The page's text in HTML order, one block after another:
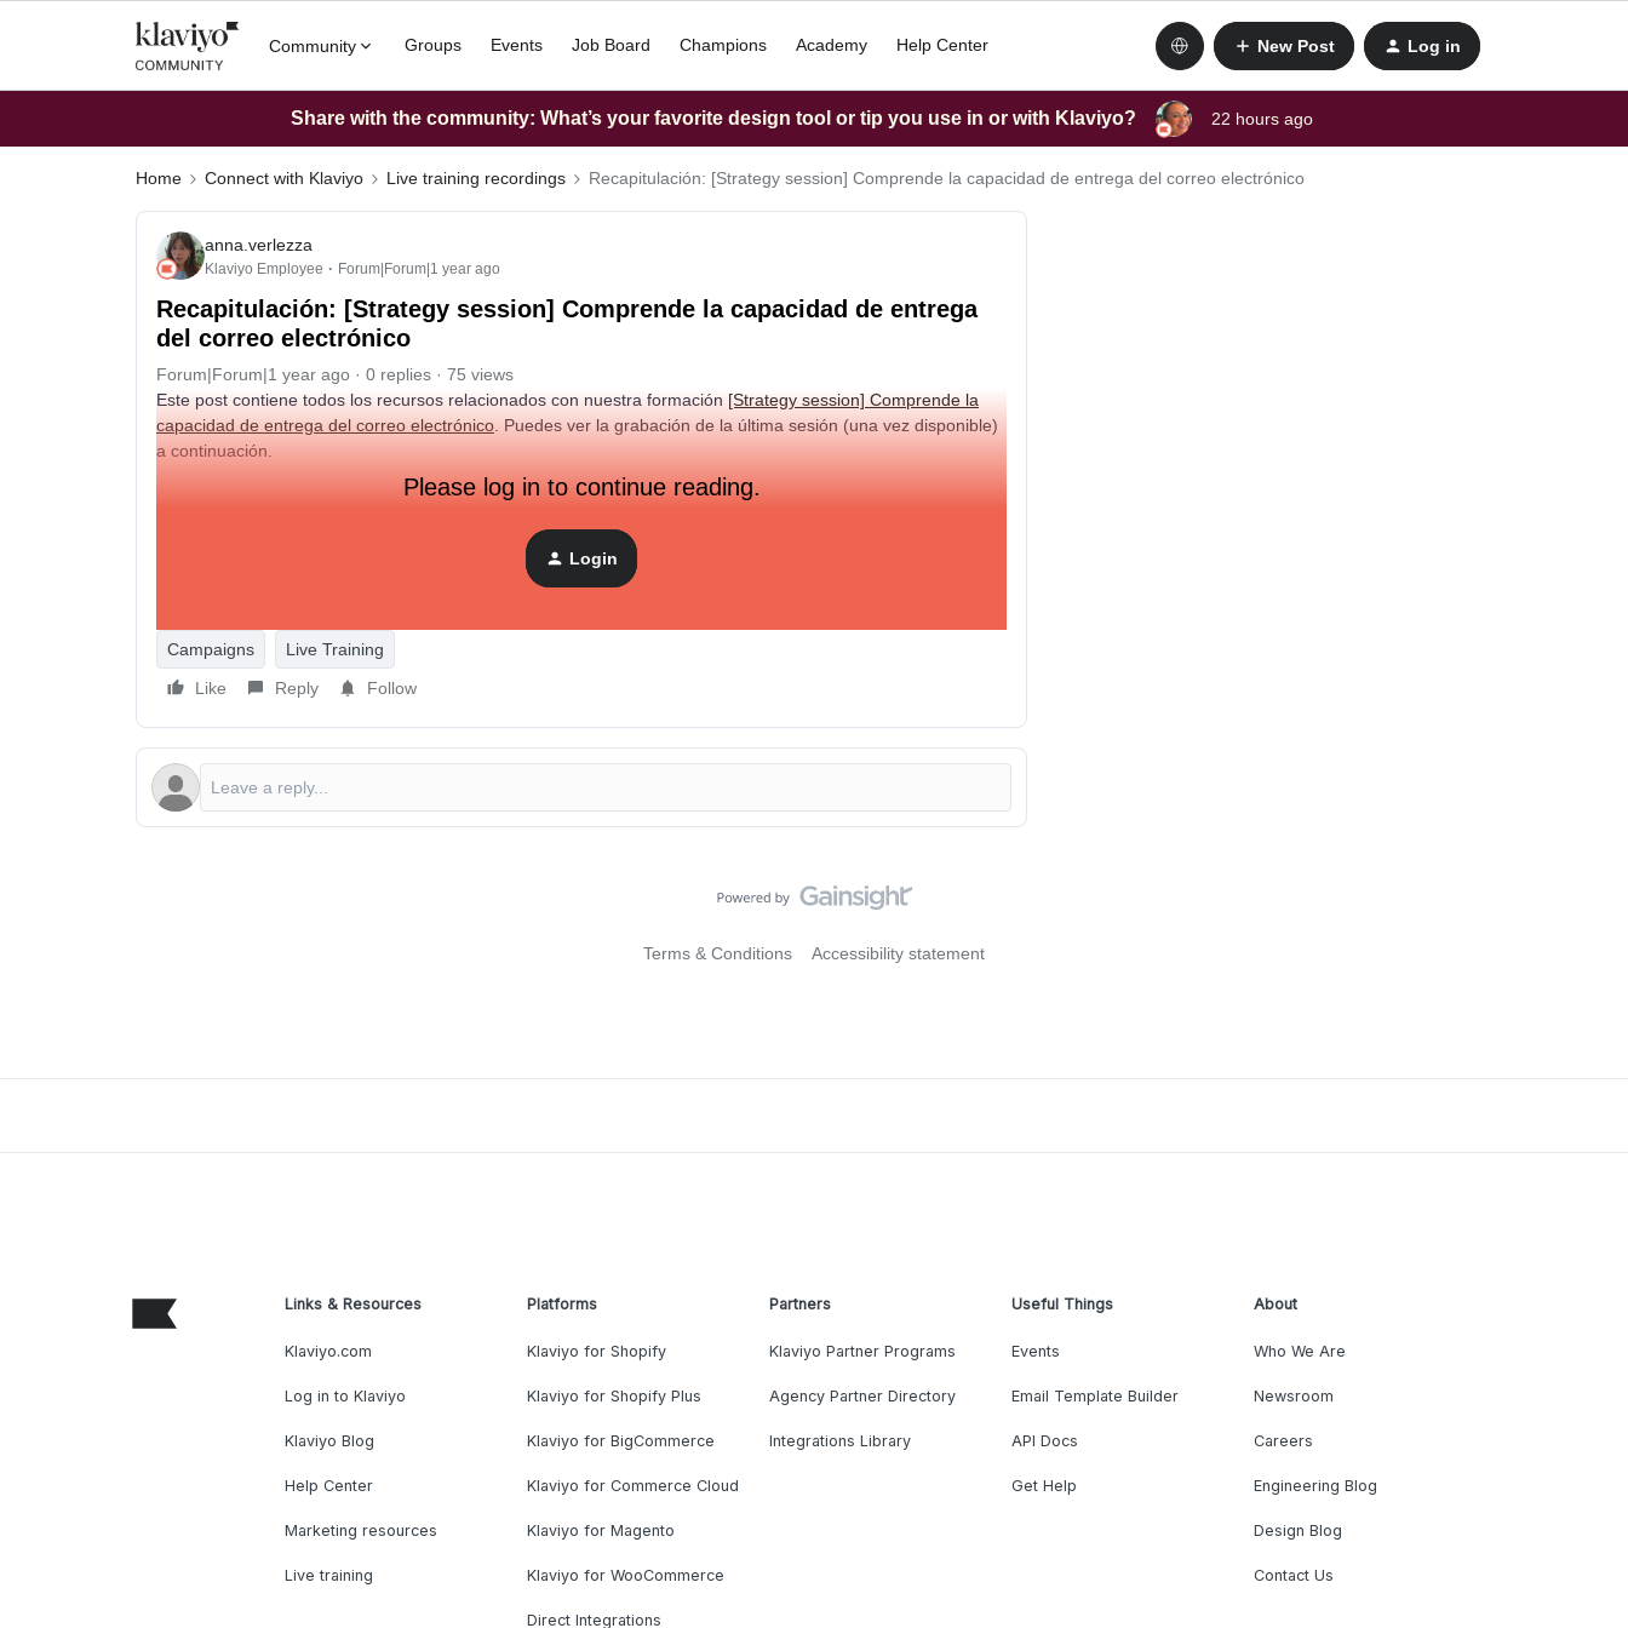
Community Groups Events Job Board Champions Academy Help Center New Post Log in
Share with the community: What’s your favorite design tool or tip you use in or with Klaviyo? 22 hours ago
Home Connect with Klaviyo Live training recordings Recapitulación: [Strategy session] Comprende la capacidad de entrega del correo electrónico
anna.verlezza
Klaviyo Employee Forum|Forum|1 year ago
Recapitulación: [Strategy session] Comprende la capacidad de entrega
del correo electrónico
Forum|Forum|1 year ago 0 replies
75 views
Este post contiene todos los recursos relacionados con nuestra formación [Strategy session] Comprende la
capacidad de entrega del correo electrónico . Puedes ver la grabación de la última sesión (una vez disponible)
a continuación.
¿Necesitas ayuda? Plantee sus preguntas a continuación o póngase en
asistencia para la resolución de problemas técnicos.
Please log in to continue reading.
Login
Campaigns
Live Training
Like
Reply Follow
Terms & Conditions Accessibility statement
Links & Resources
Klaviyo.com
Log in to Klaviyo
Klaviyo Blog
Help Center
Marketing resources
Live training
Platforms
Klaviyo for Shopify
Klaviyo for Shopify Plus
Klaviyo for BigCommerce
Klaviyo for Commerce Cloud
Klaviyo for Magento
Klaviyo for WooCommerce
Direct Integrations
Partners
Klaviyo Partner Programs
Agency Partner Directory
Integrations Library
Useful Things
Events
Email Template Builder
API Docs
Get Help
About
Who We Are
Newsroom
Careers
Engineering Blog
Design Blog
Contact Us